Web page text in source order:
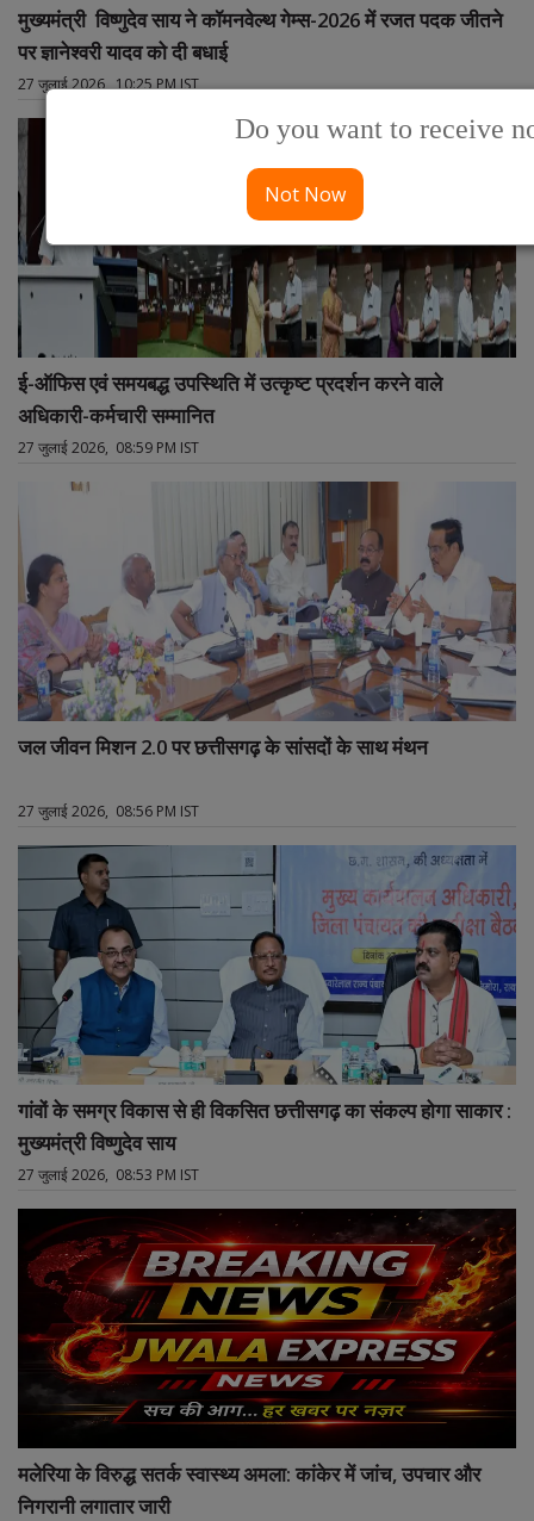
मुख्यमंत्री विष्णुदेव साय ने कॉमनवेल्थ गेम्स-2026 में रजत पदक जीतने
पर ज्ञानेश्वरी यादव को दी बधाई
27 जुलाई 2026, 10:25 PM IST
ई-ऑफिस एवं समयबद्ध उपस्थिति में उत्कृष्ट प्रदर्शन करने वाले
अधिकारी-कर्मचारी सम्मानित
27 जुलाई 2026, 08:59 PM IST
जल जीवन मिशन 2.0 पर छत्तीसगढ़ के सांसदों के साथ मंथन
27 जुलाई 2026, 08:56 PM IST
गांवों के समग्र विकास से ही विकसित छत्तीसगढ़ का संकल्प होगा साकार :
मुख्यमंत्री विष्णुदेव साय
27 जुलाई 2026, 08:53 PM IST
मलेरिया के विरुद्ध सतर्क स्वास्थ्य अमला: कांकेर में जांच, उपचार और
निगरानी लगातार जारी
Do you want to receive
Not Now